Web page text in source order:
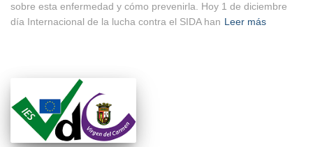
sobre esta enfermedad y cómo prevenirla. Hoy 1 de diciembre
día Internacional de la lucha contra el SIDA han Leer más